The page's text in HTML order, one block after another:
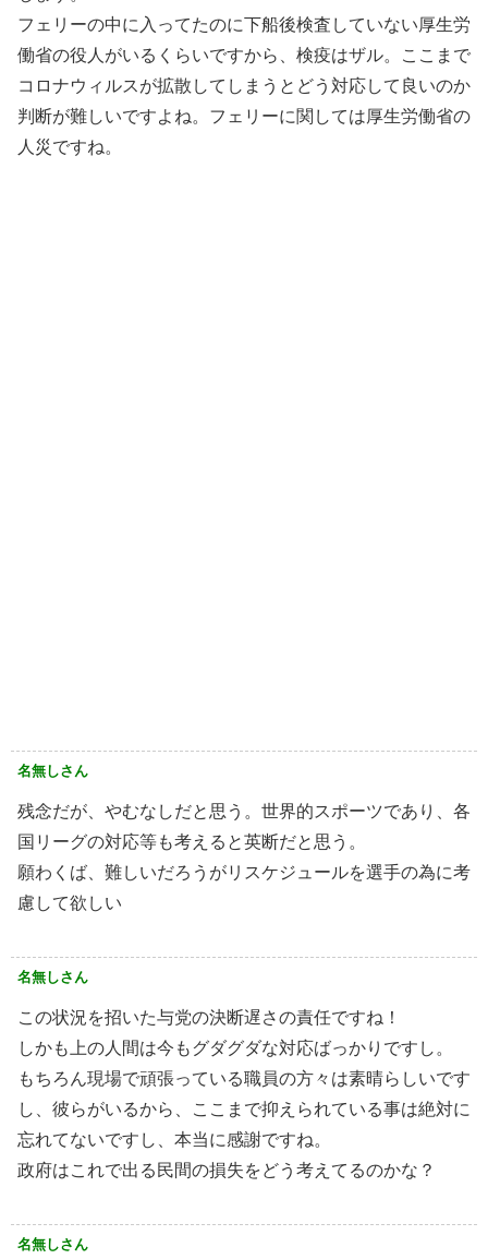
フェリーの中に入ってたのに下船後検査していない厚生労
働省の役人がいるくらいですから、検疫はザル。ここまで
コロナウィルスが拡散してしまうとどう対応して良いのか
判断が難しいですよね。フェリーに関しては厚生労働省の
人災ですね。
名無しさん
残念だが、やむなしだと思う。世界的スポーツであり、各
国リーグの対応等も考えると英断だと思う。
願わくば、難しいだろうがリスケジュールを選手の為に考
慮して欲しい
名無しさん
この状況を招いた与党の決断遅さの責任ですね！
しかも上の人間は今もグダグダな対応ばっかりですし。
もちろん現場で頑張っている職員の方々は素晴らしいです
し、彼らがいるから、ここまで抑えられている事は絶対に
忘れてないですし、本当に感謝ですね。
政府はこれで出る民間の損失をどう考えてるのかな？
名無しさん